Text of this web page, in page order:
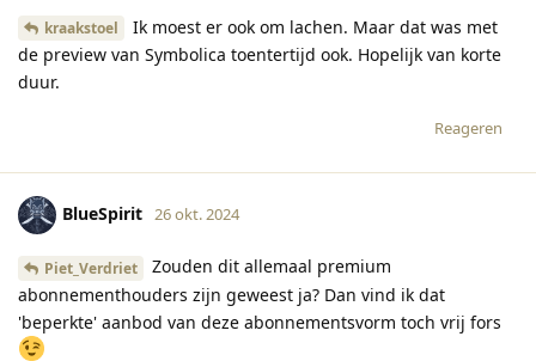
kraakstoel
Ik moest er ook om lachen. Maar dat was met
de preview van Symbolica toentertijd ook. Hopelijk van korte
duur.
Reageren
BlueSpirit 26 okt. 2024
Piet_Verdriet
Zouden dit allemaal premium
abonnementhouders zijn geweest ja? Dan vind ik dat
'beperkte' aanbod van deze abonnementsvorm toch vrij fors